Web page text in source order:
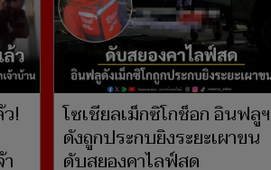
!
โซเชียลเม็กซิโกช็อก อินฟลูฯ
ดังถูกประกบยิงระยะเผาขน
ดับสยองคาไลฟ์สด